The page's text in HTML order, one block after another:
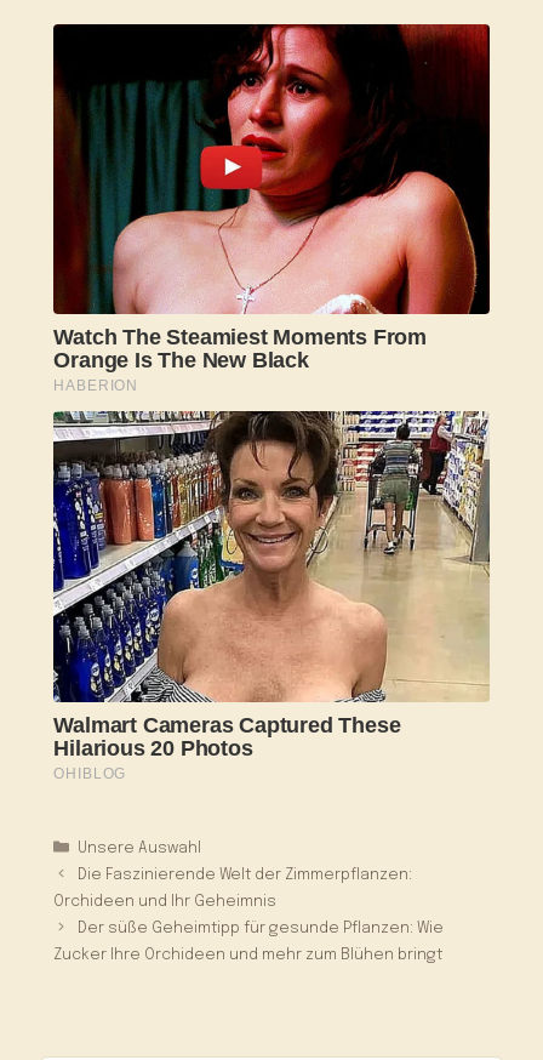
Kategorien
Unsere Auswahl
Die Faszinierende Welt der Zimmerpflanzen:
Orchideen und Ihr Geheimnis
Der süße Geheimtipp für gesunde Pflanzen: Wie
Zucker Ihre Orchideen und mehr zum Blühen bringt